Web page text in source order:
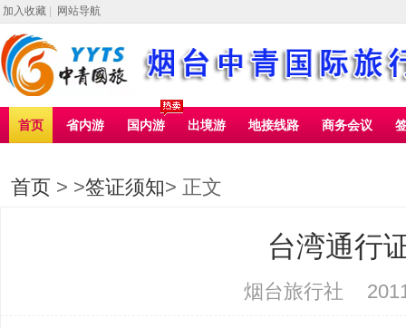
加入收藏 网站导航
首页 省内游 国内游 出境游 地接线路 商务会议
首页 > >签证须知> 正文
台湾通行
烟台旅行社